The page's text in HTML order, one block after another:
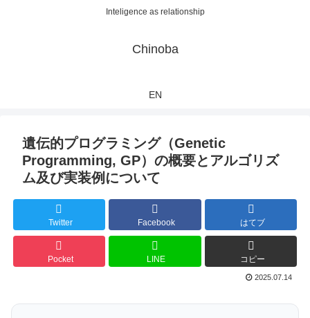
Inteligence as relationship
Chinoba
EN
遺伝的プログラミング（Genetic
Programming, GP）の概要とアルゴリズ
ム及び実装例について
Twitter Facebook はてブ
Pocket LINE コピー
2025.07.14